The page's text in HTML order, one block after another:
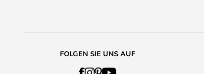
FOLGEN SIE UNS AUF